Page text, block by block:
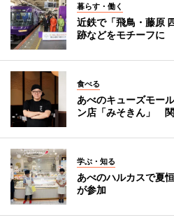
暮らす・働く
近鉄で「飛鳥・藤原
跡などをモチーフに
食べる
あべのキューズモー
ン店「みそきん」
学ぶ・知る
あべのハルカスで夏
が参加